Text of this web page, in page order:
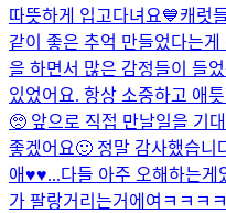
따뜻하게 입고다녀요💙캐럿
같이 좋은 추억 만들었다는
을 하면서 많은 감정들이 들
있었어요. 항상 소중하고 애
🥺 앞으로 직접 만날일을 기
좋겠어요🙂 정말 감사했습니
애♥️♥...다들 아주 오해하는게
가 팔랑거리는거에여ㅋㅋㅋ